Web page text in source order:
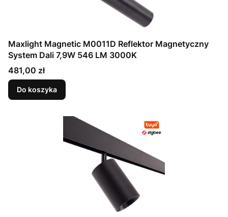
Maxlight Magnetic M0011D Reflektor Magnetyczny
System Dali 7,9W 546 LM 3000K
Cena
481,00 zł
Do koszyka